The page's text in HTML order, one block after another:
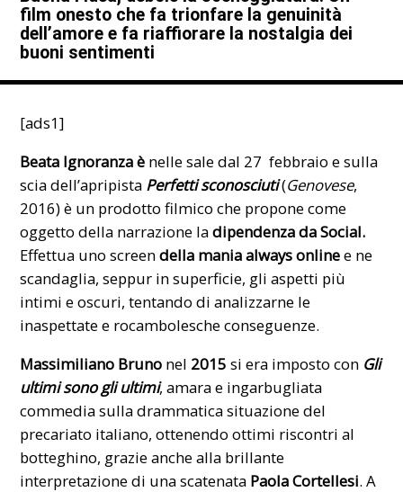
film onesto che fa trionfare la genuinità
dell’amore e fa riaffiorare la nostalgia dei
buoni sentimenti
[ads1]
Beata Ignoranza è nelle sale dal 27 febbraio e sulla
scia dell’apripista Perfetti sconosciuti(Genovese,
2016) è un prodotto filmico che propone come
oggetto della narrazione ladipendenza da Social.
Effettua uno screendella mania always onlinee ne
scandaglia, seppur in superficie, gli aspetti più
intimi e oscuri, tentando di analizzarne le
inaspettate e rocambolesche conseguenze.
Massimiliano Bruno nel 2015 si era imposto con Gli
ultimi sono gli ultimi, amara e ingarbugliata
commedia sulla drammatica situazione del
precariato italiano, ottenendo ottimi riscontri al
botteghino, grazie anche alla brillante
interpretazione di una scatenata Paola Cortellesi. A